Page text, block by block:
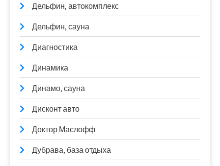
Дельфин, автокомплекс
Дельфин, сауна
Диагностика
Динамика
Динамо, сауна
Дисконт авто
Доктор Маслофф
Дубрава, база отдыха